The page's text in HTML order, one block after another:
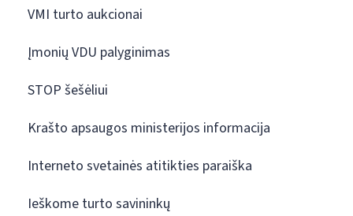
VMI turto aukcionai
Įmonių VDU palyginimas
STOP šešėliui
Krašto apsaugos ministerijos informacija
Interneto svetainės atitikties paraiška
Ieškome turto savininkų